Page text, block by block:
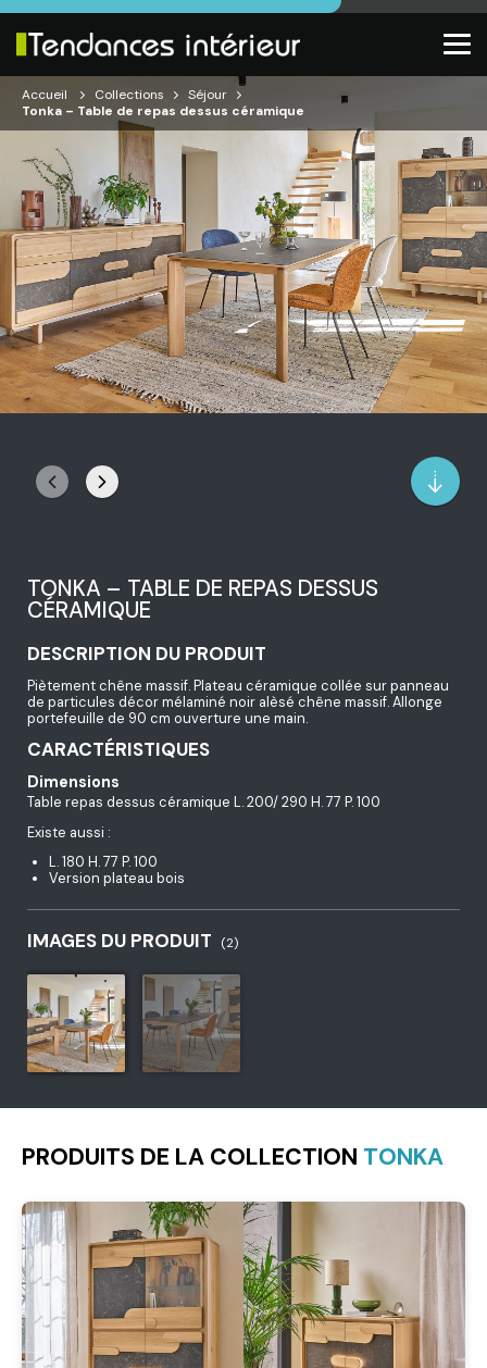
Accueil Collections
Séjour
Tonka – Table de repas dessus céramique
TONKA – TABLE DE REPAS DESSUS
CÉRAMIQUE
DESCRIPTION DU PRODUIT
Piètement chêne massif. Plateau céramique collée sur panneau
de particules décor mélaminé noir alèsé chêne massif. Allonge
portefeuille de 90 cm ouverture une main.
CARACTÉRISTIQUES
Dimensions
Table repas dessus céramique L. 200/ 290 H. 77 P. 100
Existe aussi :
L. 180 H. 77 P. 100
Version plateau bois
IMAGES DU PRODUIT (2)
PRODUITS DE LA COLLECTION TONKA